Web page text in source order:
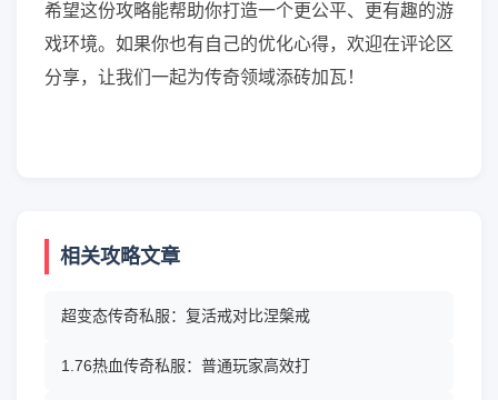
希望这份攻略能帮助你打造一个更公平、更有趣的游
戏环境。如果你也有自己的优化心得，欢迎在评论区
分享，让我们一起为传奇领域添砖加瓦！
相关攻略文章
超变态传奇私服：复活戒对比涅槃戒
1.76热血传奇私服：普通玩家高效打